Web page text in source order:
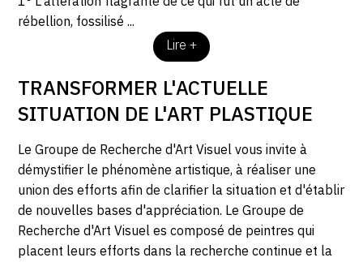
rébellion, fossilisé ...
Lire +
TRANSFORMER L'ACTUELLE
SITUATION DE L'ART PLASTIQUE
Le Groupe de Recherche d'Art Visuel vous invite à
démystifier le phénomène artistique, à réaliser une
union des efforts afin de clarifier la situation et d'établir
de nouvelles bases d'appréciation. Le Groupe de
Recherche d'Art Visuel es composé de peintres qui
placent leurs efforts dans la recherche continue et la